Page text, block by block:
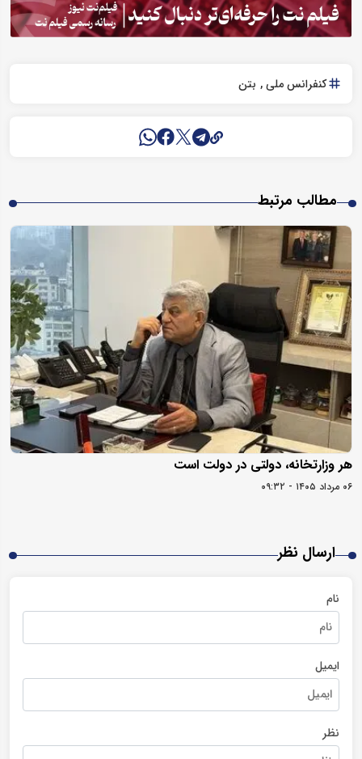
کنفرانس ملی بتن
مطالب مرتبط
هر وزارتخانه، دولتی در دولت است
۰۶ مرداد ۱۴۰۵ - ۰۹:۳۲
ارسال نظر
نام
ایمیل
نظر